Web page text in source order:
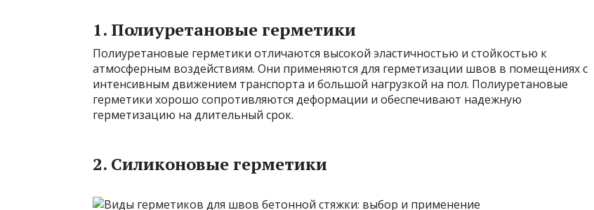
1. Полиуретановые герметики
Полиуретановые герметики отличаются высокой эластичностью и стойкостью к
атмосферным воздействиям. Они применяются для герметизации швов в помещениях с
интенсивным движением транспорта и большой нагрузкой на пол. Полиуретановые
герметики хорошо сопротивляются деформации и обеспечивают надежную
герметизацию на длительный срок.
2. Силиконовые герметики